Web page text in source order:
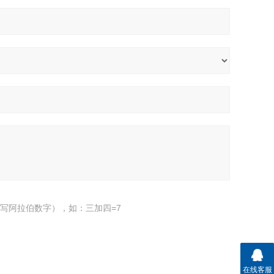
阿拉伯数字），如：三加四=7
在线客服